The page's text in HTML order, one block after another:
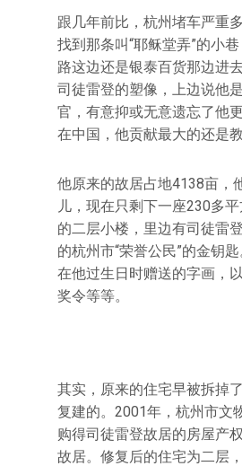
跟几年前比，杭州堵车严重
找到那条叫“耶稣堂弄”的小
路这边还是银泰百货那边进
司徒雷登的塑像，上边说他
官，有意抑或无意遗忘了他
在中国，他贡献最大的还是教
他原来的故居占地4138亩，
儿，现在只剩下一座230多
的二层小楼，里边有司徒雷
的杭州市“荣誉公民”的金钥
在他过生日时赠送的字画，
奖令等等。
其实，原来的住宅早被拆掉
复建的。2001年，杭州市文
购得司徒雷登故居的房屋产
故居。修复后的住宅为二层